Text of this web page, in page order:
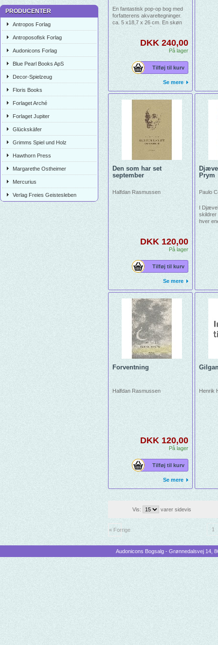
PRODUCENTER
Antropos Forlag
Antroposofisk Forlag
Audonicons Forlag
Blue Pearl Books ApS
Decor-Spielzeug
Floris Books
Forlaget Arché
Forlaget Jupiter
Glückskäfer
Grimms Spiel und Holz
Hawthorn Press
Margarethe Ostheimer
Mercurius
Verlag Freies Geistesleben
En fantastisk pop-op bog med
forfatterens akvareltegninger.
ca. 5 x18,7 x 26 cm. En skøn
DKK 240,00
På lager
Tilføj til kurv
Se mere
Den som har set
september
Halfdan Rasmussen
DKK 120,00
På lager
Tilføj til kurv
Se mere
Prym
Paulo
I
skildrer
hver
Forventning
Halfdan Rasmussen
DKK 120,00
På lager
Tilføj til kurv
Se mere
Henrik
Vis: varer sidevis
« Forrige 1
Audonicons Bogsalg - Grønnedalsvej 14,